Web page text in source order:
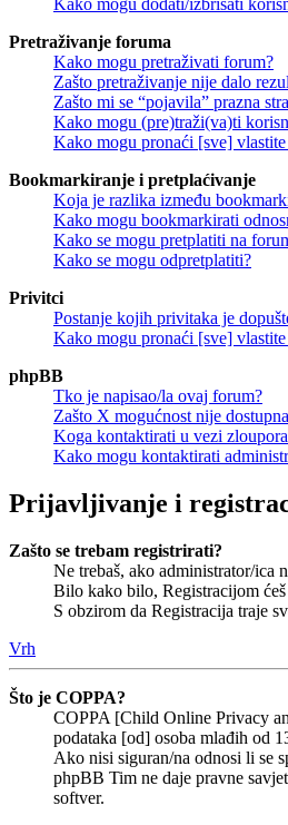
Kako mogu dodati/izbrisati
Pretraživanje foruma
Kako mogu pretraživati forum?
Zašto pretraživanje nije dalo
Zašto mi se “pojavila” prazna
Kako mogu (pre)traži(va)ti
Kako mogu pronaći [sve] vlastite
Bookmarkiranje i pretplaćivanje
Koja je razlika između
Kako mogu bookmarkirati
Kako se mogu pretplatiti na
Kako se mogu odpretplatiti?
Privitci
Postanje kojih privitaka je
Kako mogu pronaći [sve]
phpBB
Tko je napisao/la ovaj forum?
Zašto X mogućnost nije
Koga kontaktirati u vezi
Kako mogu kontaktirati
Prijavljivanje i
Zašto se trebam registrirati?
Ne trebaš, ako administrator/ica
Bilo kako bilo, Registracijom
S obzirom da Registracija traje
Vrh
Što je COPPA?
COPPA [Child Online Privacy
podataka [od] osoba mlađih od
Ako nisi siguran/na odnosi li se
phpBB Tim ne daje pravne
softver.